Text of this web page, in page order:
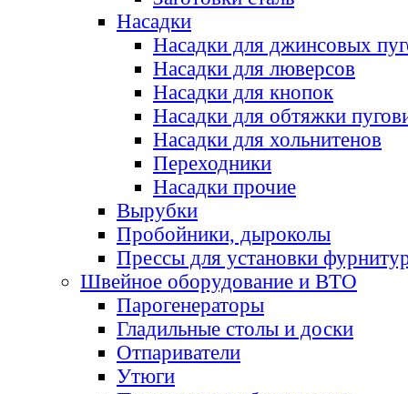
Насадки
Насадки для джинсовых
Насадки для люверсов
Насадки для кнопок
Насадки для обтяжки
Насадки для хольнитенов
Переходники
Насадки прочие
Вырубки
Пробойники, дыроколы
Прессы для установки
Швейное оборудование и ВТО
Парогенераторы
Гладильные столы и доски
Отпариватели
Утюги